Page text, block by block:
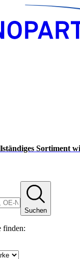
Sortiment
Suchen
finden: